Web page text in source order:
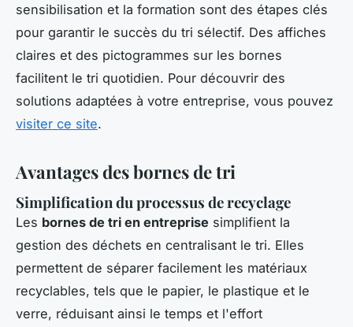
sensibilisation et la formation sont des étapes clés
pour garantir le succès du tri sélectif. Des affiches
claires et des pictogrammes sur les bornes
facilitent le tri quotidien. Pour découvrir des
solutions adaptées à votre entreprise, vous pouvez
visiter ce site.
Avantages des bornes de tri
Simplification du processus de recyclage
Les bornes de tri en entreprise simplifient la
gestion des déchets en centralisant le tri. Elles
permettent de séparer facilement les matériaux
recyclables, tels que le papier, le plastique et le
verre, réduisant ainsi le temps et l'effort